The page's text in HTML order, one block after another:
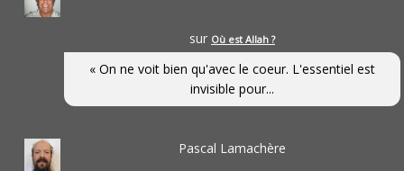
sur Où est Allah ?
« On ne voit bien qu'avec le coeur. L'essentiel est
invisible pour...
Pascal Lamachère